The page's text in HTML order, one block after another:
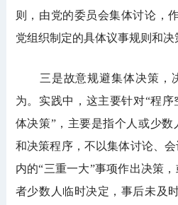
则，由党的委员会集体讨论，
党组织制定的具体议事规则和决
三是故意规避集体决策，
为。实践中，这主要针对“程
体决策”，主要是指个人或少数
和决策程序，不以集体讨论、
内的“三重一大”事项作出决策
者少数人临时决定，事后未及